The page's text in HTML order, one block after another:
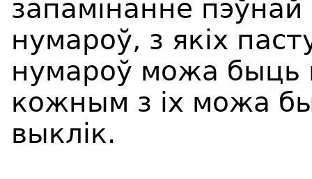
запамінанне
нумароў, з якіх
нумароў можа быць
кожным з іх можа
выклік.